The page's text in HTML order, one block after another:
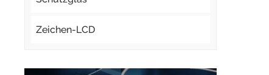
Zeichen-LCD